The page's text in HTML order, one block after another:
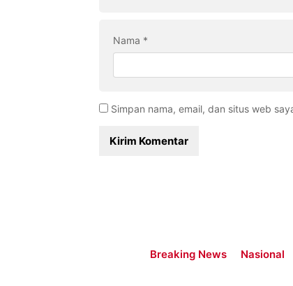
Nama *
Simpan nama, email, dan situs web
Breaking News Nasional